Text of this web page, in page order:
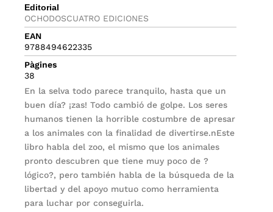
Editorial
OCHODOSCUATRO EDICIONES
EAN
9788494622335
Pàgines
38
En la selva todo parece tranquilo, hasta que un
buen día? ¡zas! Todo cambió de golpe. Los seres
humanos tienen la horrible costumbre de apresar
a los animales con la finalidad de divertirse.nEste
libro habla del zoo, el mismo que los animales
pronto descubren que tiene muy poco de ?
lógico?, pero también habla de la búsqueda de la
libertad y del apoyo mutuo como herramienta
para luchar por conseguirla.